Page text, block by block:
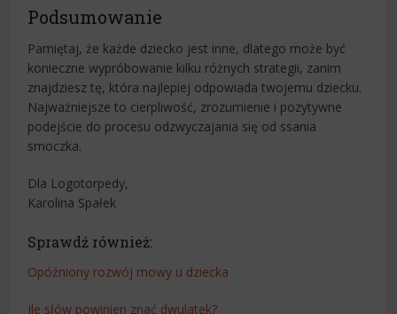
Podsumowanie
Pamiętaj, że każde dziecko jest inne, dlatego może być
konieczne wypróbowanie kilku różnych strategii, zanim
znajdziesz tę, która najlepiej odpowiada twojemu dziecku.
Najważniejsze to cierpliwość, zrozumienie i pozytywne
podejście do procesu odzwyczajania się od ssania
smoczka.
Dla Logotorpedy,
Karolina Spałek
Sprawdź również:
Opóźniony rozwój mowy u dziecka
Ile słów powinien znać dwulatek?